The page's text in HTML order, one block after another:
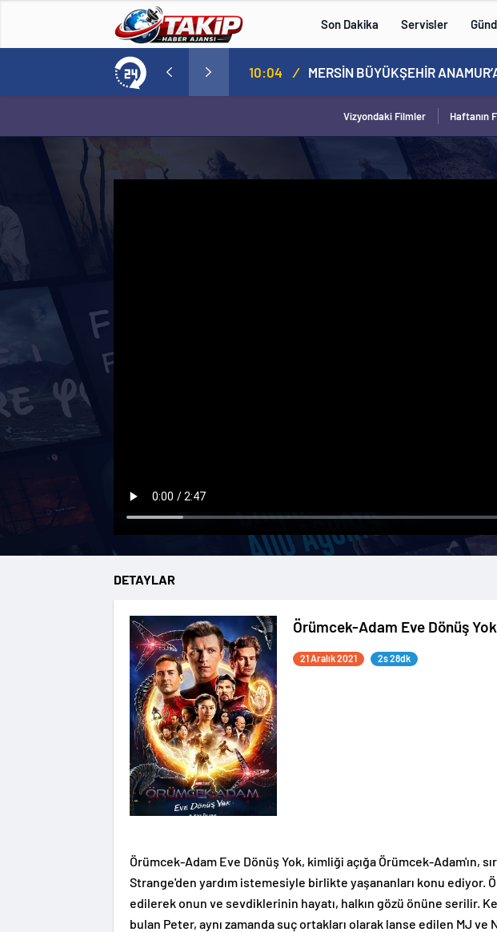
Son Dakika Servisler
Mahsun Kırmızıgül’den sert çıkış: İslam ülkeleri İspanya kadar cesur olamadı 10:04 /
Vizyondaki Filmler Haftanın
DETAYLAR
Örümcek-Adam Eve Dönüş Yok
21 Aralık 2021 2s 28dk
Örümcek-Adam Eve Dönüş Yok, kimliği açığa Örümcek-Adam'ın,
Strange'den yardım istemesiyle birlikte yaşananları konu ediyor.
edilerek onun ve sevdiklerinin hayatı, halkın gözü önüne serilir.
bulan Peter, aynı zamanda suç ortakları olarak lanse edilen MJ ve